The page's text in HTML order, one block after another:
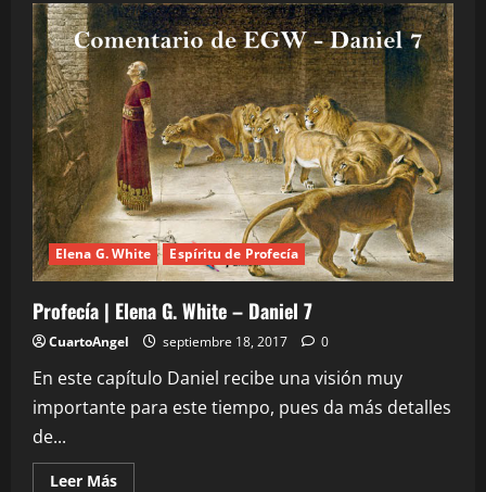
Profecía
|
General
–
Significado
de
Palmoni
Elena G. White Espíritu de Profecía
Profecía | Elena G. White – Daniel 7
CuartoAngel septiembre 18, 2017 0
En este capítulo Daniel recibe una visión muy
importante para este tiempo, pues da más detalles
de...
Leer MásLeer